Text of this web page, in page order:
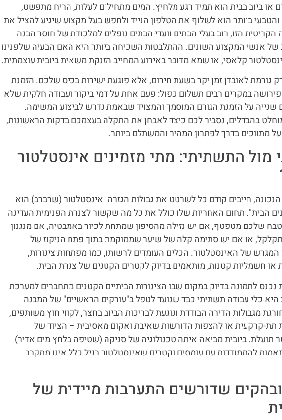
או ביוב בבית הוא תמיד רגע מלחיץ. המים מתחילים לעלות, הריח מתפשט,
ביותר הוא לשלוף את הטלפון הנייד ולחפש בעל מקצוע שיגיע להציל את
הזו, רוב בעלי הבתים וועדי הבתים נופלים למלכודת של חוסר הבנה
של אנשי המקצוע השונים. ההתלבטות השכיחה ביותר היא האם הבעיה שלפנינו
קלאסי, או שמא מדובר באירוע המחייב הזנקת משאית ביובית עוצמתית.
גורמת לאובדן זמן יקר בשעת חירום, אלא פוגעת ישירות בכיס שלכם. הזמנת
במקרים רבים תשלום כפול: פעם אחת על דמי ביקור ועבודה חלקית שלא
על הזמנת הגורם המוסמך והמצויד שבאמת נדרש לביצוע המשימה.
בהבדלים, נסביר לכם כיצד לאבחן את התקלה בעצמכם בדקות הראשונות,
מתווכים בדרך לפתרון המהיר והמשתלם ביותר.
מול התשתיתי: מתי מזמינים אינסטלטור
חייבים קודם כל לשרטט את גבולות הגזרה. אינסטלטור (שרברב) הוא
הבית". תחום האחריות שלו כולל את כל מה שקשור לצנרת הפנימית העדינה
שלכם מטפטף, אם יש נזילה מהסיפון שמתחת לכיור באמבטיה, אם מנגנון
או אם יש סתימה קלה של שיער שממוקמת בתוך פתח הניקוז של
המגרש של האינסטלטור. הכלים העומדים לרשותו, כמו מפתחות צינורות,
או חשמליות קטנות, מותאמים בדיוק לקטרים הקטנים של צנרת הבית.
נכנס לתמונה בדיוק במקום שבו הצינורות הביתיים הקטנים מתחברים למערכת
היא כלי עבודה תשתיתי כבד שנועד לטפל ב"עורקים הראשיים" של המבנה
מגבולות הדירה הבודדת ונוגעת לבריכות הביוב בחצר, לקווי חוץ משותפים,
תת-קרקעית או להצפות הדורשות שאיבת ואקום מאסיבית – הציוד של
תועלת. ביובית מביאה איתה טכנולוגיה של סניקה (שטיפה בלחץ מים אדיר)
להתמודדות עם עומסים וקטרים שאינסטלטור רגיל כלל אינו מתקרב
שדורשים התערבות מיידית של